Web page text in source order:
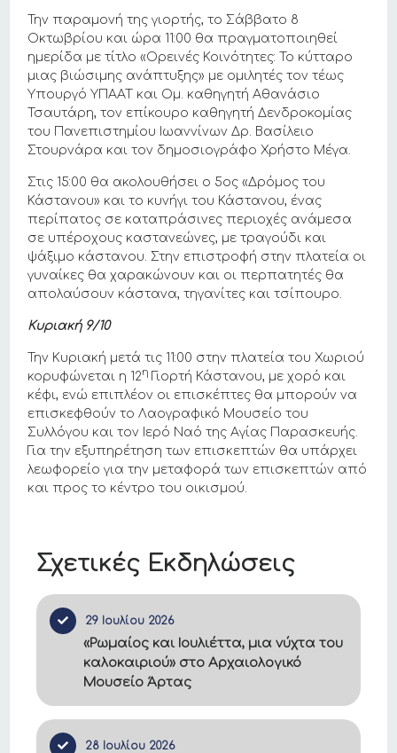
Σχετικές Εκδηλώσεις
29 Ιουλίου 2026
«Ρωμαίος και Ιουλιέττα, μια νύχτα του
καλοκαιριού» στο Αρχαιολογικό
Μουσείο Άρτας
28 Ιουλίου 2026
Την παραμονή της γιορτής, το Σάββατο 8
Οκτωβρίου και ώρα 11:00 θα πραγματοποιηθεί
ημερίδα με τίτλο «Ορεινές Κοινότητες: Το κύτταρο
μιας βιώσιμης ανάπτυξης» με ομιλητές τον τέως
Υπουργό ΥΠΑΑΤ και Ομ. καθηγητή Αθανάσιο
Τσαυτάρη, τον επίκουρο καθηγητή Δενδροκομίας
του Πανεπιστημίου Ιωαννίνων Δρ. Βασίλειο
Στουρνάρα και τον δημοσιογράφο Χρήστο Μέγα.
Στις 15:00 θα ακολουθήσει ο 5ος «Δρόμος του
Κάστανου» και το κυνήγι του Κάστανου, ένας
περίπατος σε καταπράσινες περιοχές ανάμεσα
σε υπέροχους καστανεώνες, με τραγούδι και
ψάξιμο κάστανου. Στην επιστροφή στην πλατεία οι
γυναίκες θα χαρακώνουν και οι περπατητές θα
απολαύσουν κάστανα, τηγανίτες και τσίπουρο.
Κυριακή 9/10
Την Κυριακή μετά τις 11:00 στην πλατεία του Χωριού
κορυφώνεται η 12ηΓιορτή Κάστανου, με χορό και
κέφι, ενώ επιπλέον οι επισκέπτες θα μπορούν να
επισκεφθούν το Λαογραφικό Μουσείο του
Συλλόγου και τον Ιερό Ναό της Αγίας Παρασκευής.
Για την εξυπηρέτηση των επισκεπτών θα υπάρχει
λεωφορείο για την μεταφορά των επισκεπτών από
και προς το κέντρο του οικισμού.